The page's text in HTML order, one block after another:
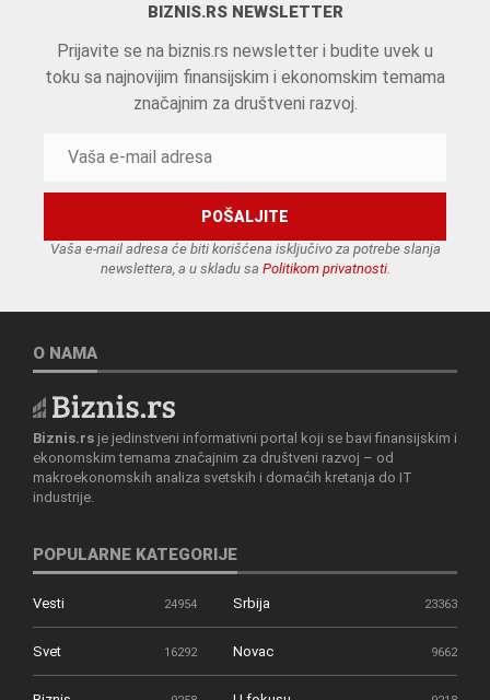
BIZNIS.RS NEWSLETTER
Prijavite se na biznis.rs newsletter i budite uvek u
toku sa najnovijim finansijskim i ekonomskim temama
značajnim za društveni razvoj.
Vaša e-mail adresa će biti korišćena isključivo za potrebe slanja
newslettera, a u skladu sa Politikom privatnosti.
O NAMA
Biznis.rs je jedinstveni informativni portal koji se bavi finansijskim i
ekonomskim temama značajnim za društveni razvoj – od
makroekonomskih analiza svetskih i domaćih kretanja do IT
industrije.
POPULARNE KATEGORIJE
Vesti 24954 Srbija 23363
Svet 16292 Novac 9662